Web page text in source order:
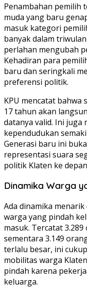
Penambahan pemilih
muda yang baru
masuk kategori
banyak dalam
perlahan mengubah
Kehadiran para
baru dan seringkali
preferensi politik.
KPU mencatat bahwa
17 tahun akan
datanya valid. Ini juga
kependudukan
Generasi baru ini
representasi suara
politik Klaten ke
Dinamika Warga
Ada dinamika
warga yang pindah
masuk. Tercatat
sementara 3.149
terlalu besar, ini
mobilitas warga
pindah karena
keluarga.